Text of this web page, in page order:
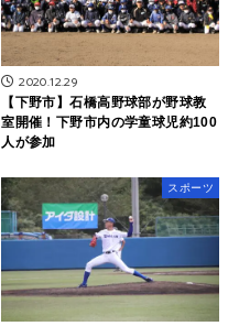
2020.12.29
【下野市】石橋高野球部が野球教
室開催！下野市内の学童球児約100
人が参加
スポーツ